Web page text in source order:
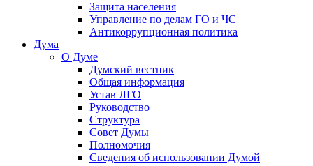
Защита населения
Управление по делам ГО и ЧС
Антикоррупционная политика
Дума
О Думе
Думский вестник
Общая информация
Устав ЛГО
Руководство
Структура
Совет Думы
Полномочия
Сведения об использовании Думой